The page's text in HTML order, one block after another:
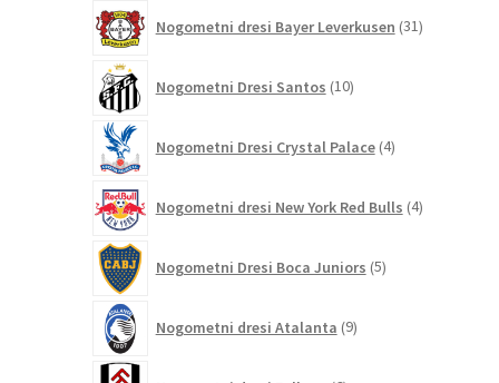
Nogometni dresi Bayer Leverkusen 31izdelkov
Nogometni Dresi Santos 10izdelkov
Nogometni Dresi Crystal Palace 4izdelki
Nogometni dresi New York Red Bulls 4izdelki
Nogometni Dresi Boca Juniors 5izdelkov
Nogometni dresi Atalanta 9izdelkov